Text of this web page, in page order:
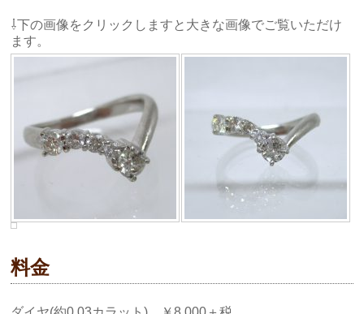
⇩下の画像をクリックしますと大きな画像でご覧いただけ
ます。
料金